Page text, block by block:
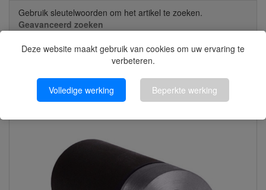
Deze website maakt gebruik van cookies om uw ervaring te
verbeteren.
Volledige werking Beperkte werking
Gebruik sleutelwoorden om het artikel te zoeken.
Geavanceerd zoeken
Nieuwe artikelen?